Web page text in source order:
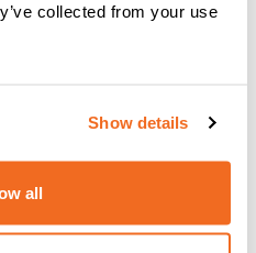
collected from your use
Show details
all